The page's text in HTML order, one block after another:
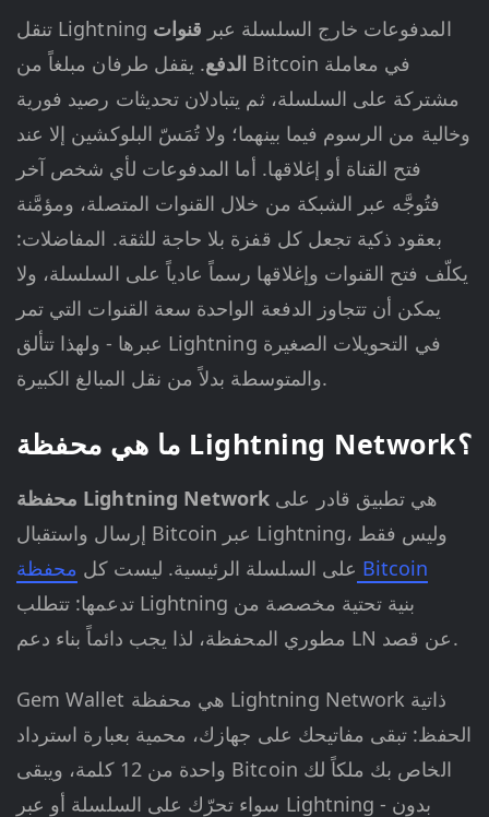
تنقل Lightning المدفوعات خارج السلسلة عبر قنوات
الدفع. يقفل طرفان مبلغاً من Bitcoin في معاملة
مشتركة على السلسلة، ثم يتبادلان تحديثات رصيد فورية
وخالية من الرسوم فيما بينهما؛ ولا تُمَسّ البلوكشين إلا عند
فتح القناة أو إغلاقها. أما المدفوعات لأي شخص آخر
فتُوجَّه عبر الشبكة من خلال القنوات المتصلة، ومؤمَّنة
بعقود ذكية تجعل كل قفزة بلا حاجة للثقة. المفاضلات:
يكلّف فتح القنوات وإغلاقها رسماً عادياً على السلسلة، ولا
يمكن أن تتجاوز الدفعة الواحدة سعة القنوات التي تمر
عبرها - ولهذا تتألق Lightning في التحويلات الصغيرة
والمتوسطة بدلاً من نقل المبالغ الكبيرة.
ما هي محفظة Lightning Network؟
محفظة Lightning Network
إرسال واستقبال Bitcoin عبر Lightning، وليس فقط
على السلسلة الرئيسية. ليست كل محفظة Bitcoin
تدعمها: تتطلب Lightning بنية تحتية مخصصة من
مطوري المحفظة، لذا يجب دائماً بناء دعم LN عن قصد.
Gem Wallet هي محفظة Lightning Network ذاتية
الحفظ: تبقى مفاتيحك على جهازك، محمية بعبارة استرداد
واحدة من 12 كلمة، ويبقى Bitcoin الخاص بك ملكاً لك
سواء تحرّك على السلسلة أو عبر Lightning - بدون